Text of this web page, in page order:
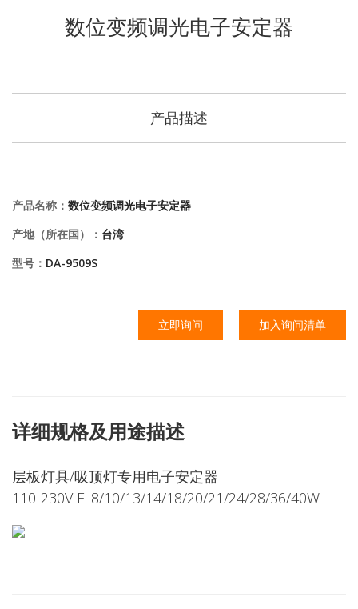
数位变频调光电子安定器
产品描述
产品名称： 数位变频调光电子安定器
产地（所在国）： 台湾
型号： DA-9509S
立即询问 加入询问清单
详细规格及用途描述
层板灯具/吸顶灯专用电子安定器
110-230V FL8/10/13/14/18/20/21/24/28/36/40W